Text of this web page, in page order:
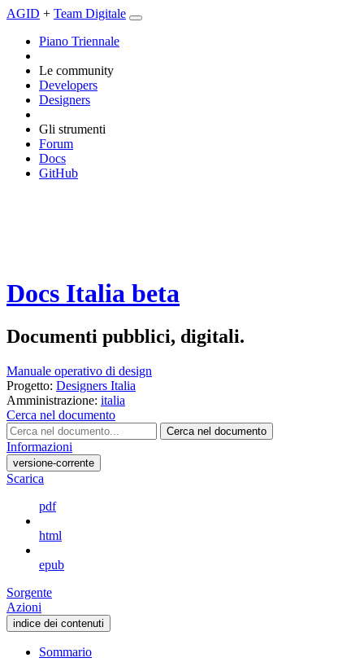
AGID + Team Digitale
Piano Triennale
Le community
Developers
Designers
Gli strumenti
Forum
Docs
GitHub
Docs Italia beta
Documenti pubblici, digitali.
Manuale operativo di design
Progetto: Designers Italia
Amministrazione: italia
Cerca nel documento
Cerca nel documento
Informazioni
versione-corrente
Scarica
pdf
html
epub
Sorgente
Azioni
indice dei contenuti
Sommario